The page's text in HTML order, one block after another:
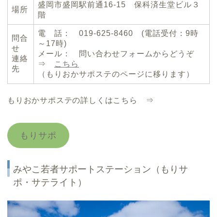
場所
盛岡市盛岡駅前通16-15 保科済生堂ビル３
階
問合
せ
連絡
先
電 話： 019-625-8460 (電話受付：9時
～17時)
メール： 問い合わせフォームからどうぞ
⇒
こちら
（もりおかサポステのページに移ります）
もりおかサポステの詳しくはこちら ⇒
もりサポ
みやこ若者サポートステーション（もりサ
ポ・サテライト）